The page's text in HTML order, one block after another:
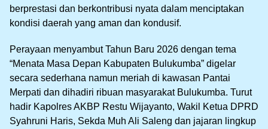
berprestasi dan berkontribusi nyata dalam menciptakan
kondisi daerah yang aman dan kondusif.
Perayaan menyambut Tahun Baru 2026 dengan tema
“Menata Masa Depan Kabupaten Bulukumba” digelar
secara sederhana namun meriah di kawasan Pantai
Merpati dan dihadiri ribuan masyarakat Bulukumba. Turut
hadir Kapolres AKBP Restu Wijayanto, Wakil Ketua DPRD
Syahruni Haris, Sekda Muh Ali Saleng dan jajaran lingkup